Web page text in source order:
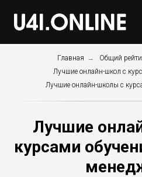
Главная → Общий
Лучшие онлайн-школ с
Лучшие онлайн-школы с
Лучшие
курсами